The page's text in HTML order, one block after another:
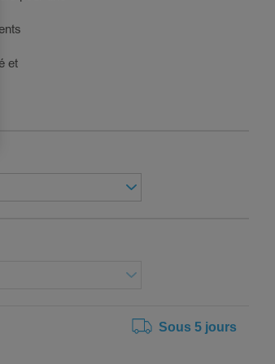
et
Sous 5 jours